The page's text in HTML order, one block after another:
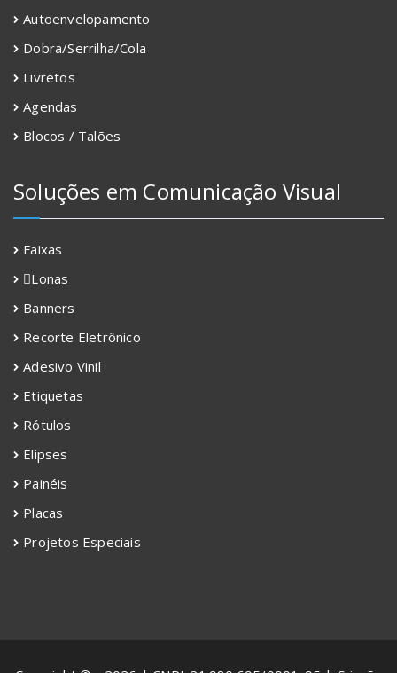
Autoenvelopamento
Dobra/Serrilha/Cola
Livretos
Agendas
Blocos / Talões
Soluções em Comunicação Visual
Faixas
Lonas
Banners
Recorte Eletrônico
Adesivo Vinil
Etiquetas
Rótulos
Elipses
Painéis
Placas
Projetos Especiais